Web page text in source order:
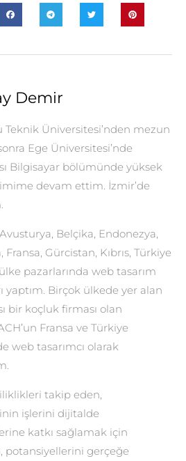
Demir
Teknik Üniversitesi’nden mezun
Ege Üniversitesi’nde
Bilgisayar bölümünde yüksek
devam ettim. İzmir’de
Belçika, Endonezya,
Fransa, Gürcistan, Kıbrıs, Türkiye
pazarlarında web tasarım
yaptım. Birçok ülkede yer alan
bir koçluk firması olan
Fransa ve Türkiye
web tasarımcı olarak
takip eden,
işlerini dijitalde
katkı sağlamak için
potansiyellerini gerçeğe